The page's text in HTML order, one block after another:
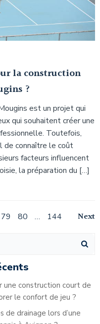
la construction
?
est un projet qui
qui souhaitent créer une
Toutefois,
de connaître le coût
facteurs influencent
la préparation du […]
Page
79 Page
80 … Page
144 Next
construction court de
le confort de jeu ?
drainage lors d’une